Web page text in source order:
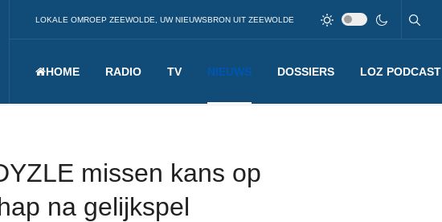
LOKALE OMROEP ZEEWOLDE, UW NIEUWSBRON UIT ZEEWOLDE
HOME RADIO TV NIEUWS DOSSIERS LOZ PODCAST
missen kans op
na gelijkspel